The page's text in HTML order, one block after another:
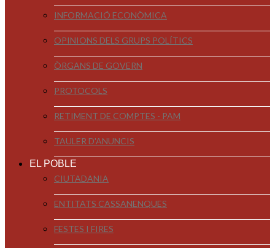
INFORMACIÓ ECONÒMICA
OPINIONS DELS GRUPS POLÍTICS
ÒRGANS DE GOVERN
PROTOCOLS
RETIMENT DE COMPTES - PAM
TAULER D'ANUNCIS
EL POBLE
CIUTADANIA
ENTITATS CASSANENQUES
FESTES I FIRES